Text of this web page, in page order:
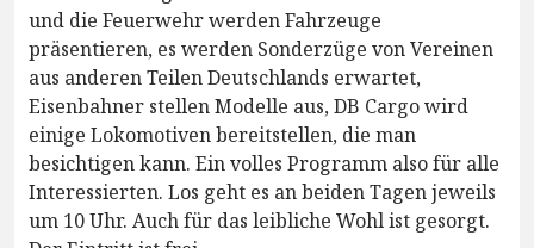
und die Feuerwehr werden Fahrzeuge
präsentieren, es werden Sonderzüge von Vereinen
aus anderen Teilen Deutschlands erwartet,
Eisenbahner stellen Modelle aus, DB Cargo wird
einige Lokomotiven bereitstellen, die man
besichtigen kann. Ein volles Programm also für alle
Interessierten. Los geht es an beiden Tagen jeweils
um 10 Uhr. Auch für das leibliche Wohl ist gesorgt.